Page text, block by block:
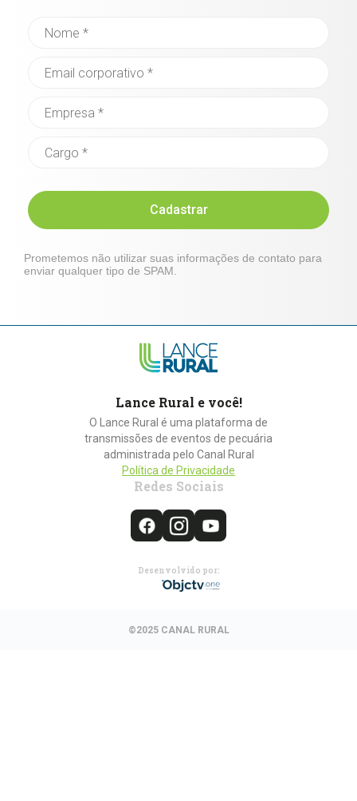
Cadastrar
Prometemos não utilizar suas informações de contato para
enviar qualquer tipo de SPAM.
Lance Rural e você!
O Lance Rural é uma plataforma de
transmissões de eventos de pecuária
administrada pelo Canal Rural
Política de Privacidade
Redes Sociais
Desenvolvido por:
©2025 CANAL RURAL